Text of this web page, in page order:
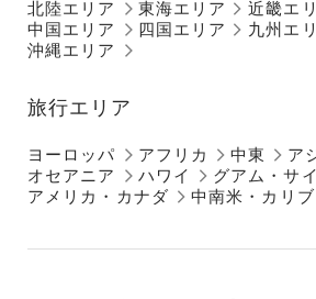
北陸エリア
東海エリア
近畿エ
中国エリア
四国エリア
九州エ
沖縄エリア
旅行エリア
ヨーロッパ アフリカ 中東 ア
オセアニア
ハワイ
グアム・サ
アメリカ・カナダ
中南米・カリブ